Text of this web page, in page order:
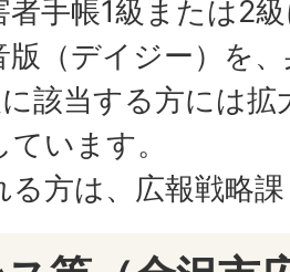
者手帳1級または2
版（デイジー）を
該当する方には拡
います。
る方は、広報戦略